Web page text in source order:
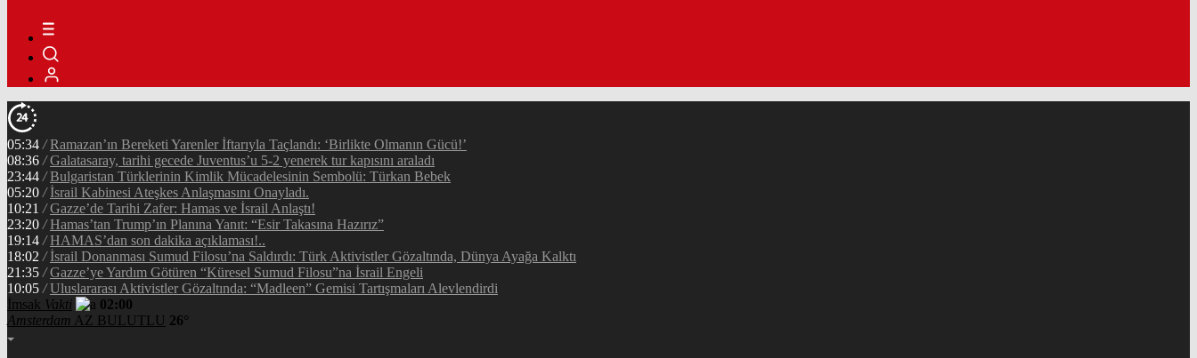
05:34 / Ramazan’ın Bereketi Yarenler İftarıyla Taçlandı: ‘Birlikte Olmanın Gücü!’
08:36 / Galatasaray, tarihi gecede Juventus’u 5-2 yenerek tur kapısını araladı
23:44 / Bulgaristan Türklerinin Kimlik Mücadelesinin Sembolü: Türkan Bebek
05:20 / İsrail Kabinesi Ateşkes Anlaşmasını Onayladı.
10:21 / Gazze’de Tarihi Zafer: Hamas ve İsrail Anlaştı!
23:20 / Hamas’tan Trump’ın Planına Yanıt: “Esir Takasına Hazırız”
19:14 / HAMAS’dan son dakika açıklaması!..
18:02 / İsrail Donanması Sumud Filosu’na Saldırdı: Türk Aktivistler Gözaltında, Dünya Ayağa Kalktı
21:35 / Gazze’ye Yardım Götüren “Küresel Sumud Filosu”na İsrail Engeli
10:05 / Uluslararası Aktivistler Gözaltında: “Madleen” Gemisi Tartışmaları Alevlendirdi
İmsak Vakti
02:00
Amsterdam AZ BULUTLU 26°